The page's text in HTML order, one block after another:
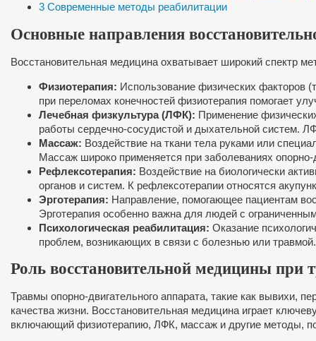
3 Современные методы реабилитации
Основные направления
Восстановительная медицина охватывает широкий спектр
Физиотерапия: Использование физических факторов
при переломах конечностей физиотерапия помогает
Лечебная физкультура (ЛФК): Применение
работы сердечно-сосудистой и дыхательной систем.
Массаж: Воздействие на ткани тела руками или
Массаж широко применяется при заболеваниях
Рефлексотерапия: Воздействие на биологически
органов и систем. К рефлексотерапии относятся
Эрготерапия: Направление, помогающее пациентам
Эрготерапия особенно важна для людей с
Психологическая реабилитация: Оказание
проблем, возникающих в связи с болезнью или травмой.
Роль восстановительной медицины при
Травмы опорно-двигательного аппарата, такие как вывихи,
качества жизни. Восстановительная медицина играет
включающий физиотерапию, ЛФК, массаж и другие методы,